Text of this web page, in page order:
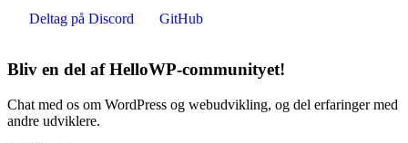
Deltag på Discord
GitHub
Bliv en del af HelloWP-communityet!
Chat med os om WordPress og webudvikling, og del erfaringer med
andre udviklere.